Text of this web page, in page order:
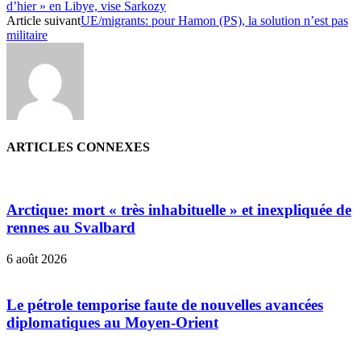
d’hier » en Libye, vise Sarkozy
Article suivantUE/migrants: pour Hamon (PS), la solution n’est pas
militaire
ARTICLES CONNEXES
Arctique: mort « très inhabituelle » et inexpliquée de
rennes au Svalbard
6 août 2026
Le pétrole temporise faute de nouvelles avancées
diplomatiques au Moyen-Orient